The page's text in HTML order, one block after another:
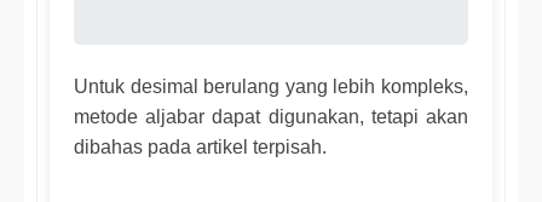
Untuk desimal berulang yang lebih kompleks,
metode aljabar dapat digunakan, tetapi akan
dibahas pada artikel terpisah.